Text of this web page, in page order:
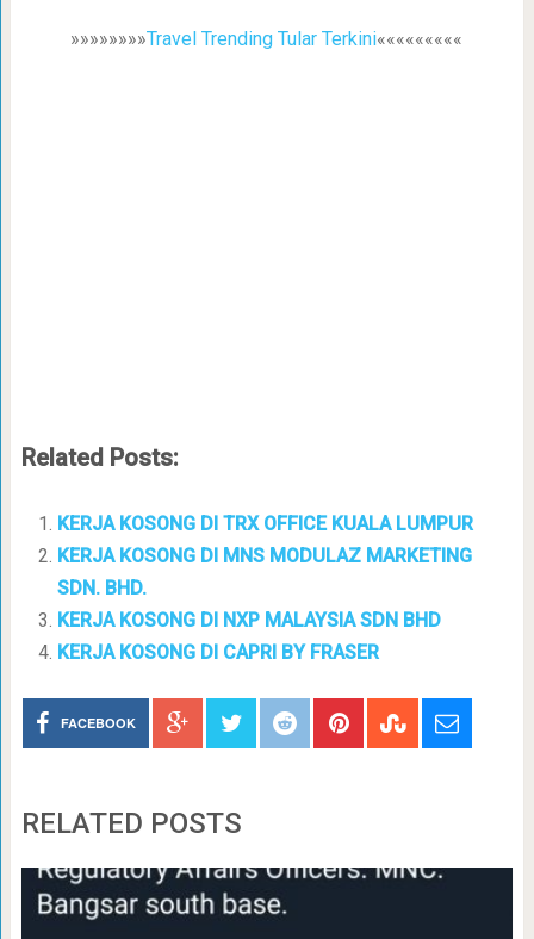
»»»»»»»»Travel Trending Tular Terkini«««««««««
Related Posts:
KERJA KOSONG DI TRX OFFICE KUALA LUMPUR
KERJA KOSONG DI MNS MODULAZ MARKETING
SDN. BHD.
KERJA KOSONG DI NXP MALAYSIA SDN BHD
KERJA KOSONG DI CAPRI BY FRASER
FACEBOOK
RELATED POSTS